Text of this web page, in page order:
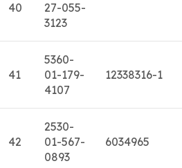
40
27-055-
3123
41
5360-
01-179-
4107
12338316-1
42
2530-
01-567-
0893
6034965